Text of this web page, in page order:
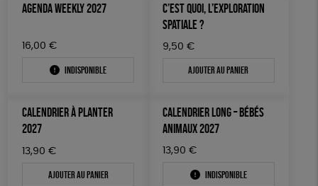
MAISON
ACCESSOIRES
PAPETERIE
LIVRES
Par défaut
Nouveauté
Prix : du - cher au + cher
50 € - 100 €
150 € - 200 €
Plus de 200€
Couleur
Mots clés
Vegan Cosme Bio
Fabrication artisanale Oeko-Tex
Fabriqué en Espagne
AGENDA WEEKLY 2027
16,00 €
Indisponible
C’EST QUOI, L’EXPLORATION
SPATIALE ?
9,50 €
Ajouter au panier
CALENDRIER À PLANTER
2027
13,90 €
Ajouter au panier
CALENDRIER LONG – BÉBÉS
ANIMAUX 2027
13,90 €
Indisponible